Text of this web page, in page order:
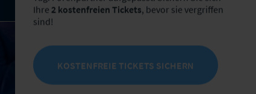
Ihre 2 kostenfreien Tickets, bevor sie vergriffen
sind!
KOSTENFREIE TICKETS SICHERN